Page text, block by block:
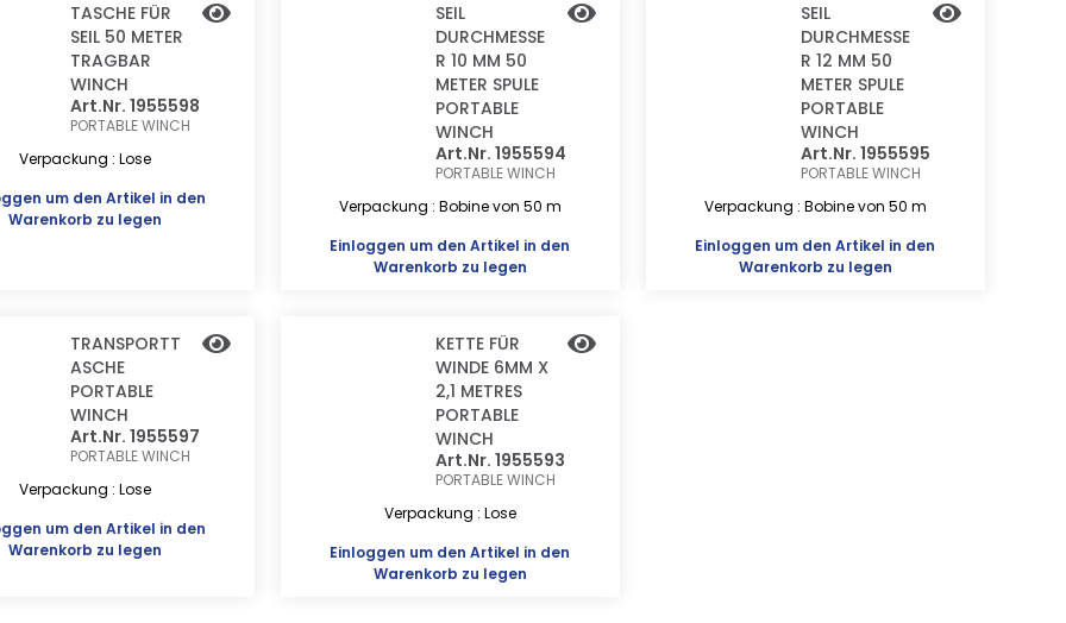
TASCHE FÜR
SEIL 50 METER
TRAGBAR
WINCH
Art.Nr. 1955598
PORTABLE WINCH
Verpackung : Lose
um den Artikel in den
Warenkorb zu legen
SEIL
DURCHMESSE
R 10 MM 50
METER SPULE
PORTABLE
WINCH
Art.Nr. 1955594
PORTABLE WINCH
Verpackung : Bobine von 50 m
Einloggen um den Artikel in den
Warenkorb zu legen
SEIL
DURCHMESSE
R 12 MM 50
METER SPULE
PORTABLE
WINCH
Art.Nr. 1955595
PORTABLE WINCH
Verpackung : Bobine von 50 m
Einloggen um den Artikel in den
Warenkorb zu legen
TRANSPORTT
ASCHE
PORTABLE
WINCH
Art.Nr. 1955597
PORTABLE WINCH
Verpackung : Lose
um den Artikel in den
Warenkorb zu legen
KETTE FÜR
WINDE 6MM X
2,1 METRES
PORTABLE
WINCH
Art.Nr. 1955593
PORTABLE WINCH
Verpackung : Lose
Einloggen um den Artikel in den
Warenkorb zu legen